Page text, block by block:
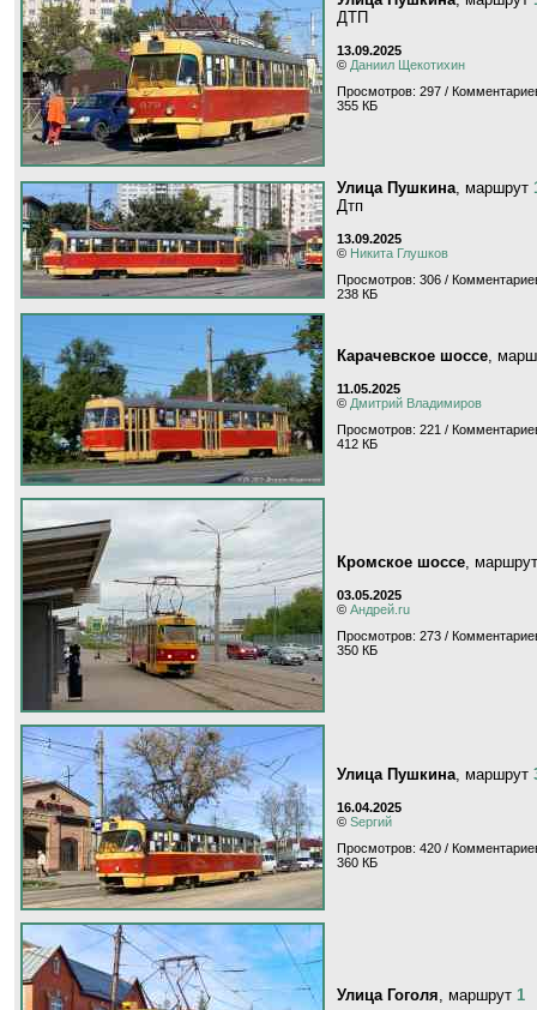
ДТП
13.09.2025
© Даниил Щекотихин
Просмотров: 297 /
355 КБ
Улица Пушкина, маршрут
Дтп
13.09.2025
© Никита Глушков
Просмотров: 306 /
238 КБ
Карачевское шоссе,
11.05.2025
© Дмитрий Владимиров
Просмотров: 221 /
412 КБ
Кромское шоссе,
03.05.2025
© Андрей.ru
Просмотров: 273 /
350 КБ
Улица Пушкина, маршрут
16.04.2025
© Sергий
Просмотров: 420 /
360 КБ
Улица Гоголя, маршрут 1